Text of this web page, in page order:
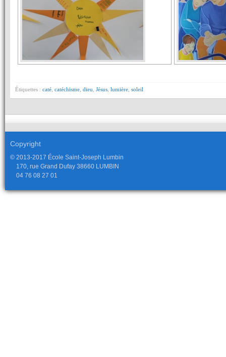
Étiquettes : caté catéchisme dieu Jésus lumière soleil
Copyright
© 2013-2017 École Saint-Joseph Lumbin
170, rue Grand Dufay 38660 LUMBIN
04 76 08 27 01